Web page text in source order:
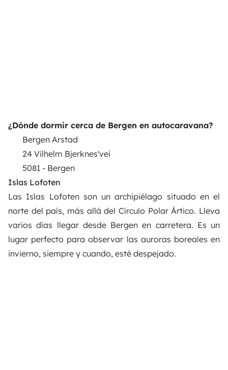
¿Dónde dormir cerca de Bergen en autocaravana?
Bergen Arstad
24 Vilhelm Bjerknes'vei
5081 - Bergen
Islas Lofoten
Las Islas Lofoten son un archipiélago situado en el
norte del país, más allá del Círculo Polar Ártico. Lleva
varios días llegar desde Bergen en carretera. Es un
lugar perfecto para observar las auroras boreales en
invierno, siempre y cuando, esté despejado.